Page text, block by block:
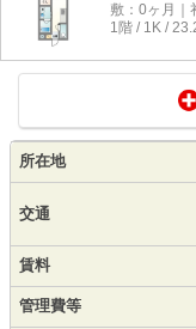
敷：0ヶ月｜
1階 / 1K /
所在地
交通
賃料
管理費等